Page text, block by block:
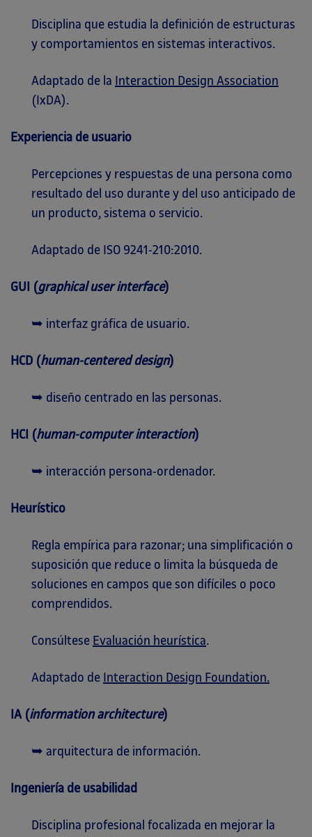
Disciplina que estudia la definición de estructuras
y comportamientos en sistemas interactivos.
Adaptado de la Interaction Design Association
(IxDA).
Experiencia de usuario
Percepciones y respuestas de una persona como
resultado del uso durante y del uso anticipado de
un producto, sistema o servicio.
Adaptado de ISO 9241-210:2010.
GUI (graphical user interface)
➥ interfaz gráfica de usuario.
HCD (human-centered design)
➥ diseño centrado en las personas.
HCI (human-computer interaction)
➥ interacción persona-ordenador.
Heurístico
Regla empírica para razonar; una simplificación o
suposición que reduce o limita la búsqueda de
soluciones en campos que son difíciles o poco
comprendidos.
Consúltese Evaluación heurística.
Adaptado de Interaction Design Foundation.
IA (information architecture)
➥ arquitectura de información.
Ingeniería de usabilidad
Disciplina profesional focalizada en mejorar la